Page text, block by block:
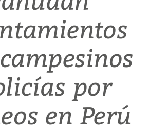
por
en Perú